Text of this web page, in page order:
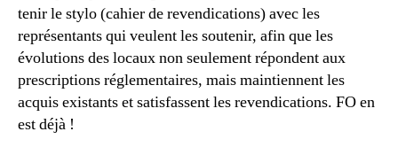
tenir le stylo (cahier de revendications) avec les
représentants qui veulent les soutenir, afin que les
évolutions des locaux non seulement répondent aux
prescriptions réglementaires, mais maintiennent les
acquis existants et satisfassent les revendications. FO en
est déjà !